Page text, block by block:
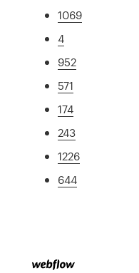
1069
4
952
571
174
243
1226
644